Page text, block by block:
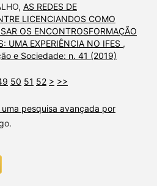
AS REDES DE
LICENCIANDOS COMO
OS ENCONTROSFORMAÇÃO
UMA EXPERIÊNCIA NO IFES ,
e Sociedade: n. 41 (2019)
50 51 52 > >>
uma pesquisa avançada por